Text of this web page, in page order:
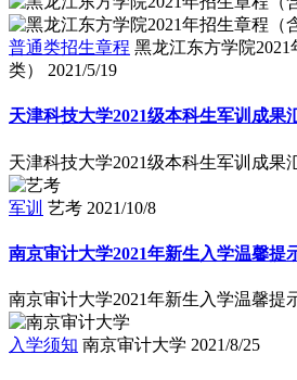
普通类招生章程 黑龙江东方学院
类）
2021/5/19
天津科技大学2021级本科生军训成果
天津科技大学2021级本科生军训成果
军训 艺考 2021/10/8
南京审计大学2021年新生入学温馨提
南京审计大学2021年新生入学温馨提
入学须知 南京审计大学 2021/8/25